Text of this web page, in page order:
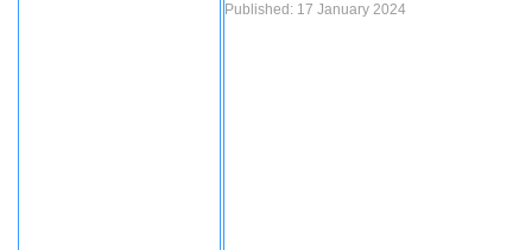
Published: 17 January 2024